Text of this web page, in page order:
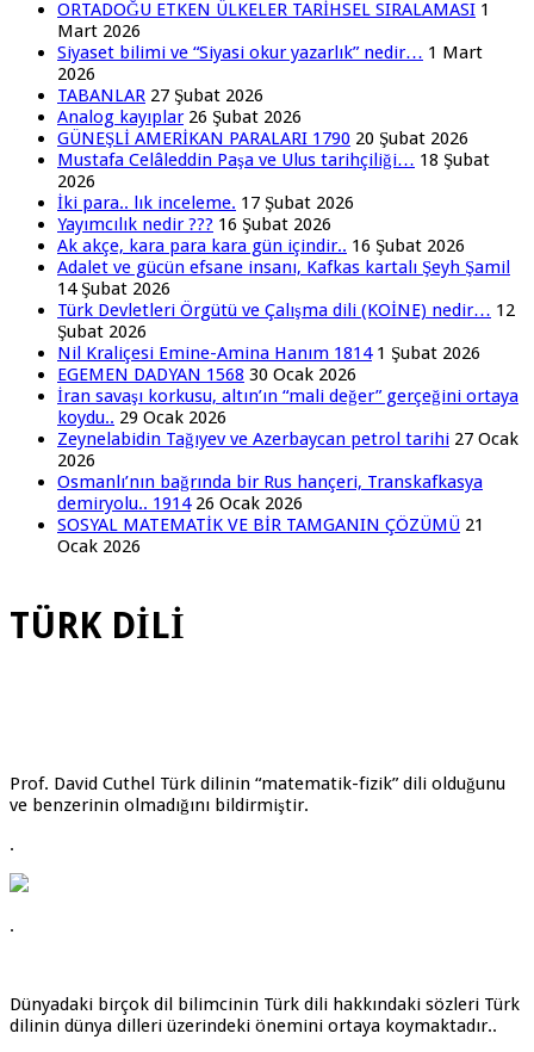
ORTADOĞU ETKEN ÜLKELER TARİHSEL SIRALAMASI 1
Mart 2026
Siyaset bilimi ve “Siyasi okur yazarlık” nedir… 1 Mart
2026
TABANLAR 27 Şubat 2026
Analog kayıplar 26 Şubat 2026
GÜNEŞLİ AMERİKAN PARALARI 1790 20 Şubat 2026
Mustafa Celâleddin Paşa ve Ulus tarihçiliği… 18 Şubat
2026
İki para.. lık inceleme. 17 Şubat 2026
Yayımcılık nedir ??? 16 Şubat 2026
Ak akçe, kara para kara gün içindir.. 16 Şubat 2026
Adalet ve gücün efsane insanı, Kafkas kartalı Şeyh Şamil
14 Şubat 2026
Türk Devletleri Örgütü ve Çalışma dili (KOİNE) nedir… 12
Şubat 2026
Nil Kraliçesi Emine-Amina Hanım 1814 1 Şubat 2026
EGEMEN DADYAN 1568 30 Ocak 2026
İran savaşı korkusu, altın’ın “mali değer” gerçeğini ortaya
koydu.. 29 Ocak 2026
Zeynelabidin Tağıyev ve Azerbaycan petrol tarihi 27 Ocak
2026
Osmanlı’nın bağrında bir Rus hançeri, Transkafkasya
demiryolu.. 1914 26 Ocak 2026
SOSYAL MATEMATİK VE BİR TAMGANIN ÇÖZÜMÜ 21
Ocak 2026
TÜRK DİLİ
Prof. David Cuthel Türk dilinin “matematik-fizik” dili olduğunu
ve benzerinin olmadığını bildirmiştir.
.
.
Dünyadaki birçok dil bilimcinin Türk dili hakkındaki sözleri Türk
dilinin dünya dilleri üzerindeki önemini ortaya koymaktadır..